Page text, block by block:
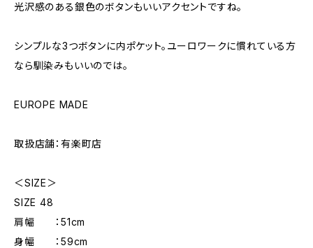
光沢感のある銀色のボタンもいいアクセントですね。
シンプルな3つボタンに内ポケット。ユーロワークに慣れている方
なら馴染みもいいのでは。
EUROPE MADE
取扱店舗：有楽町店
＜SIZE＞
SIZE 48
肩幅 ：51cm
身幅 ：59cm